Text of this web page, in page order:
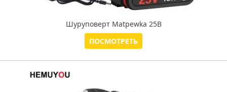
Шуруповерт Matpewka 25В
ПОСМОТРЕТЬ